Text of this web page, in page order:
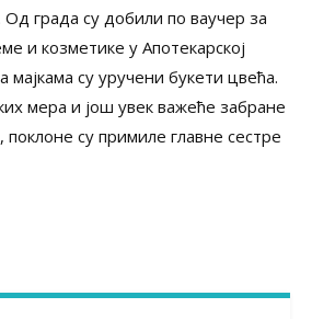
града су добили по ваучер за
и козметике у Апотекарској
мајкама су уручени букети цвећа.
мера и још увек важеће забране
су примиле главне сестре